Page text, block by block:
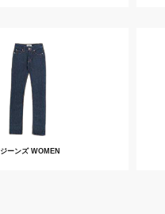
ジーンズ WOMEN